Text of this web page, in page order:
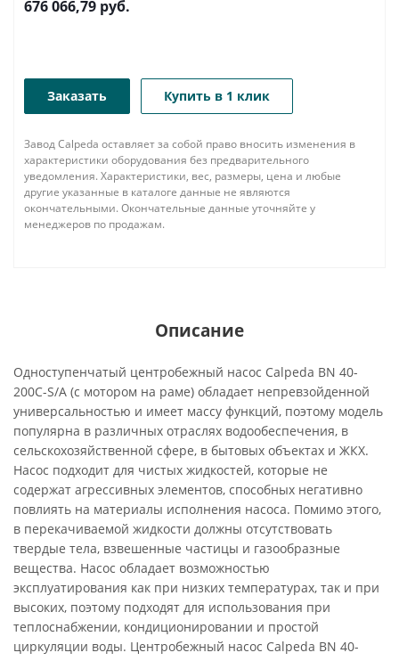
676 066,79 руб.
Заказать Купить в 1 клик
Завод Calpeda оставляет за собой право вносить изменения в
характеристики оборудования без предварительного
уведомления. Характеристики, вес, размеры, цена и любые
другие указанные в каталоге данные не являются
окончательными. Окончательные данные уточняйте у
менеджеров по продажам.
Описание
Одноступенчатый центробежный насос Calpeda BN 40-
200C-S/A (с мотором на раме) обладает непревзойденной
универсальностью и имеет массу функций, поэтому модель
популярна в различных отраслях водообеспечения, в
сельскохозяйственной сфере, в бытовых объектах и ЖКХ.
Насос подходит для чистых жидкостей, которые не
содержат агрессивных элементов, способных негативно
повлиять на материалы исполнения насоса. Помимо этого,
в перекачиваемой жидкости должны отсутствовать
твердые тела, взвешенные частицы и газообразные
вещества. Насос обладает возможностью
эксплуатирования как при низких температурах, так и при
высоких, поэтому подходят для использования при
теплоснабжении, кондиционировании и простой
циркуляции воды. Центробежный насос Calpeda BN 40-